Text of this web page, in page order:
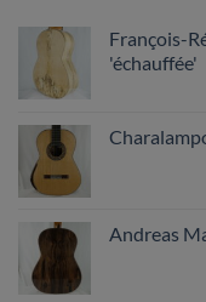
François-
'échauffée'
Andreas